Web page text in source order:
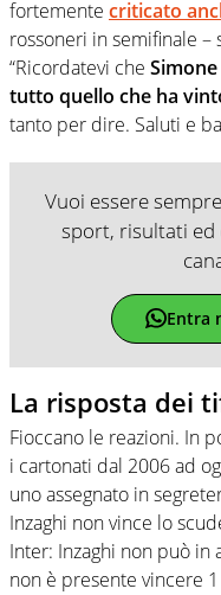
fortemente criticato
rossoneri in semifinale –
“Ricordatevi che
tutto quello che ha
tanto per dire. Saluti e
Vuoi essere
sport, risultati ed
Entra
La risposta dei
Fioccano le reazioni. In
i cartonati dal 2006 ad
uno assegnato in
Inzaghi non vince lo
Inter: Inzaghi non può in
non è presente vincere